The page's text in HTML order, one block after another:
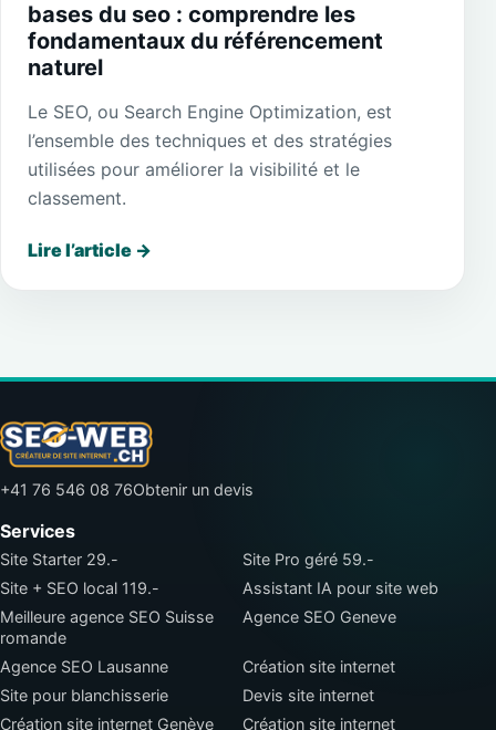
bases du seo : comprendre les
fondamentaux du référencement
naturel
Le SEO, ou Search Engine Optimization, est
l’ensemble des techniques et des stratégies
utilisées pour améliorer la visibilité et le
classement.
Lire l’article →
+41 76 546 08 76Obtenir un devis
Services
Site Starter 29.-
Site Pro géré 59.-
Site + SEO local 119.-
Assistant IA pour site web
Meilleure agence SEO Suisse
romande
Agence SEO Geneve
Agence SEO Lausanne
Création site internet
Site pour blanchisserie
Devis site internet
Création site internet Genève
Création site internet